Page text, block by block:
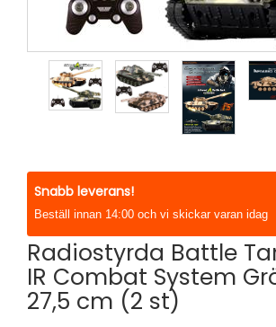
Snabb leverans!
Beställ innan 14:00 och vi skickar varan idag
Radiostyrda Battle
IR Combat System
27,5 cm (2 st)